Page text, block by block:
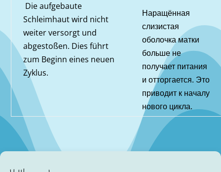
Die aufgebaute
Schleimhaut wird nicht
weiter versorgt und
abgestoßen. Dies führt
zum Beginn eines neuen
Zyklus.
Наращённая
слизистая
оболочка матки
больше не
получает питания
и отторгается. Это
приводит к началу
нового цикла.